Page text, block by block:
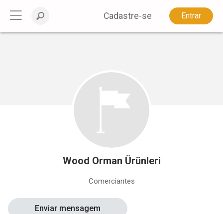
Cadastre-se Entrar
Wood Orman Ürünleri
Comerciantes
Enviar mensagem